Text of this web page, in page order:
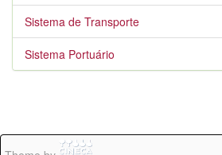
Sistema de Transporte
Sistema Portuário